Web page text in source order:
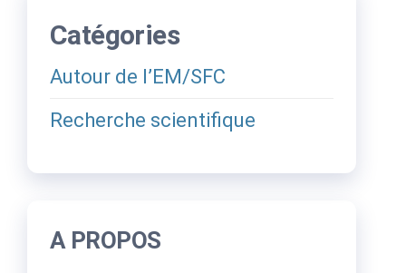
Catégories
Autour de l’EM/SFC
Recherche scientifique
A PROPOS